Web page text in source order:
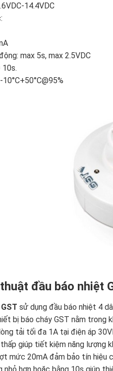
14.4VDC
max 5s, max 2.5VDC
đầu báo nhiệt
sử dụng đầu báo nhiệt 4
bị báo cháy GST nằm trong
tải tối đa 1A tại điện áp
giúp tiết kiệm năng lượng
mức 20mA đảm bảo tín hiệu